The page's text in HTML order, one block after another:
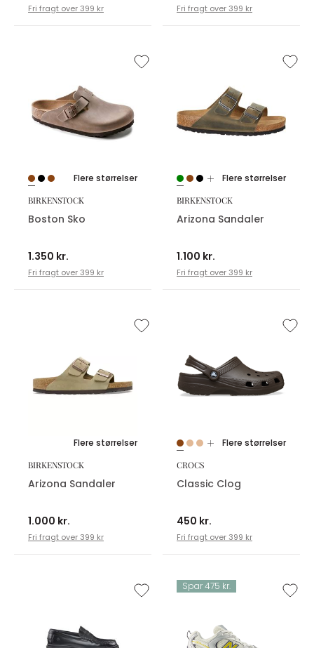
Fri fragt over 399 kr Fri fragt over 399 kr
Flere størrelser
BIRKENSTOCK
Boston Sko
1.350 kr.
Fri fragt over 399 kr
Flere størrelser
BIRKENSTOCK
Arizona Sandaler
1.100 kr.
Fri fragt over 399 kr
Flere størrelser
BIRKENSTOCK
Arizona Sandaler
1.000 kr.
Fri fragt over 399 kr
Flere størrelser
CROCS
Classic Clog
450 kr.
Fri fragt over 399 kr
Spar 475 kr.